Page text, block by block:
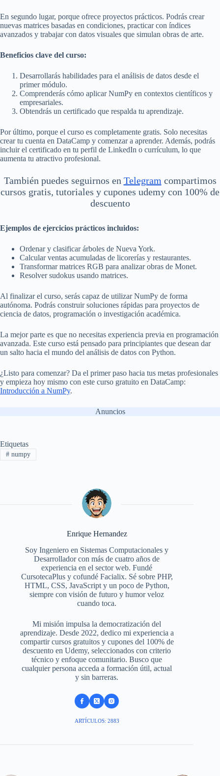
En segundo lugar, porque ofrece proyectos prácticos. Podrás crear
nuevas matrices basadas en condiciones, practicar con índices
avanzados y trabajar con datos visuales que simulan obras de arte.
Beneficios clave del curso:
Desarrollarás habilidades para el análisis de datos desde el
primer módulo.
Comprenderás cómo aplicar NumPy en contextos científicos y
empresariales.
Obtendrás un certificado que respalda tu aprendizaje.
Por último, porque el curso es completamente gratis. Solo necesitas
crear tu cuenta en DataCamp y comenzar a aprender. Además, podrás
incluir el certificado en tu perfil de LinkedIn o currículum, lo que
aumenta tu atractivo profesional.
También puedes seguirnos en Telegram compartimos
cursos gratis, tutoriales y cupones udemy con 100% de
descuento
Ejemplos de ejercicios prácticos incluidos:
Ordenar y clasificar árboles de Nueva York.
Calcular ventas acumuladas de licorerías y restaurantes.
Transformar matrices RGB para analizar obras de Monet.
Resolver sudokus usando matrices.
Al finalizar el curso, serás capaz de utilizar NumPy de forma
autónoma. Podrás construir soluciones rápidas para proyectos de
ciencia de datos, programación o investigación académica.
La mejor parte es que no necesitas experiencia previa en programación
avanzada. Este curso está pensado para principiantes que desean dar
un salto hacia el mundo del análisis de datos con Python.
¿Listo para comenzar? Da el primer paso hacia tus metas profesionales
y empieza hoy mismo con este curso gratuito en DataCamp:
Introducción a NumPy.
Anuncios
Etiquetas
#numpy
Enrique Hernandez
Soy Ingeniero en Sistemas Computacionales y
Desarrollador con más de cuatro años de
experiencia en el sector web. Fundé
CursotecaPlus y cofundé Facialix. Sé sobre PHP,
HTML, CSS, JavaScript y un poco de Python,
siempre con visión de futuro y humor veloz
cuando toca.
Mi misión impulsa la democratización del
aprendizaje. Desde 2022, dedico mi experiencia a
compartir cursos gratuitos y cupones del 100% de
descuento en Udemy, seleccionados con criterio
técnico y enfoque comunitario. Busco que
cualquier persona acceda a formación útil, actual
y sin barreras.
ARTÍCULOS: 2883